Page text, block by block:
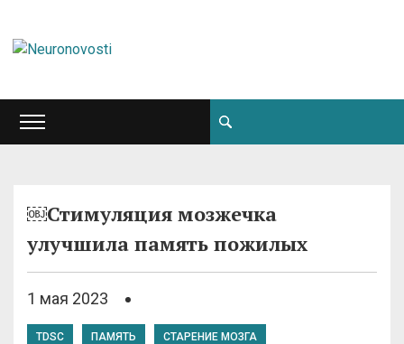
￼Стимуляция мозжечка
улучшила память пожилых
1 мая 2023
TDSC ПАМЯТЬ СТАРЕНИЕ МОЗГА